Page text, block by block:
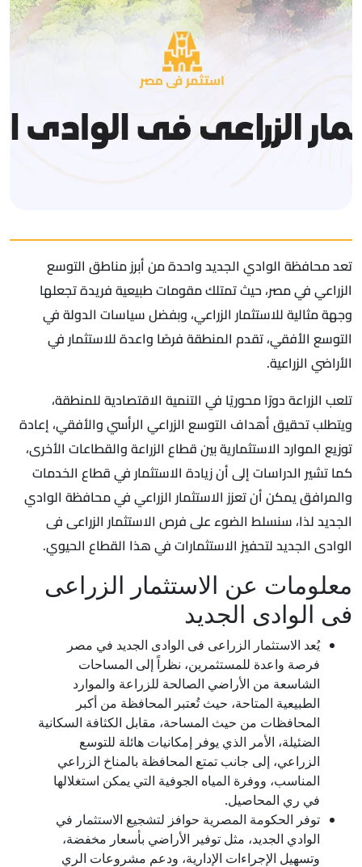
تعد محافظة الوادي الجديد واحدة من أبرز مناطق التوسع
الزراعي في مصر، حيث تمتلك مقومات طبيعية فريدة تجعلها
وجهة مثالية للاستثمار الزراعي، وبفضل سياسات الدولة في
التوسع الأفقي، تقدم المنطقة فرصًا واعدة للاستثمار في
الأراضي الزراعية.
تلعب الزراعة دورًا محوريًا في التنمية الاقتصادية للمنطقة،
ويتطلب تحقيق أهداف التوسع الزراعي الرأسي والأفقي، إعادة
توزيع الموارد الاستثمارية بين قطاع الزراعة والقطاعات الأخرى،
كما تشير الدراسات إلى أن زيادة الاستثمار في قطاع الخدمات
والمرافق يمكن أن تعزز الاستثمار الزراعي في محافظة الوادي
الجديد لذا، سنسلط الضوء على فرص الاستثمار الزراعى فى
الوادى الجديد لتحفيز الاستثمارات في هذا القطاع الحيوي.
معلومات عن الاستثمار الزراعى
فى الوادى الجديد
يُعد الاستثمار الزراعى فى الوادى الجديد في مصر
فرصة واعدة للمستثمرين، نظراً إلى المساحات
الشاسعة من الأراضي الصالحة للزراعة والموارد
الطبيعية المتاحة، حيث تُعتبر المحافظة من أكبر
المحافظات من حيث المساحة، مقابل الكثافة السكانية
الضئيلة، الأمر الذي يوفر إمكانيات هائلة للتوسع
الزراعي، إلى جانب تمتع المحافظة بالمناخ الزراعي
المناسب، ووفرة المياه الجوفية التي يمكن استغلالها
في ري المحاصيل.
توفر الحكومة المصرية حوافز لتشجيع الاستثمار في
الوادي الجديد، مثل توفير الأراضي بأسعار مخفضة،
وتسهيل الإجراءات الإدارية، ودعم مشروعات الري